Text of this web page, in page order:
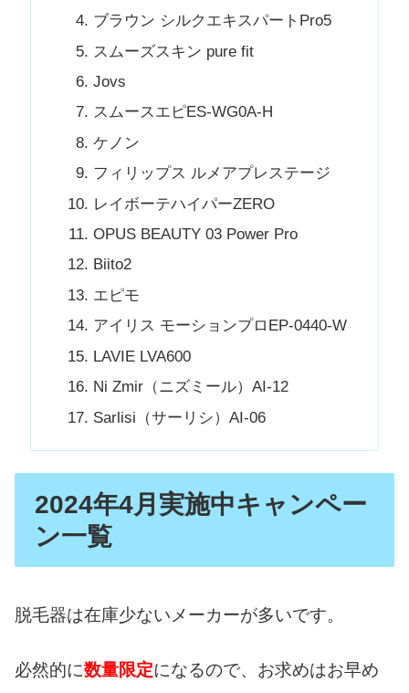
ブラウン シルクエキスパートPro5
スムーズスキン pure fit
Jovs
スムースエピES-WG0A-H
ケノン
フィリップス ルメアプレステージ
レイボーテハイパーZERO
OPUS BEAUTY 03 Power Pro
Biito2
エピモ
アイリス モーションプロEP-0440-W
LAVIE LVA600
Ni Zmir（ニズミール）AI-12
Sarlisi（サーリシ）AI-06
2024年4月実施中キャンペー
ン一覧
脱毛器は在庫少ないメーカーが多いです。
必然的に数量限定になるので、お求めはお早め